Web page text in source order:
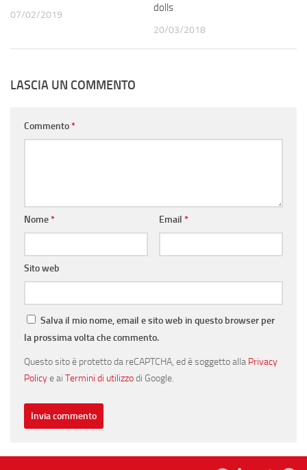
07/02/2019
dolls
20/03/2018
LASCIA UN COMMENTO
Commento*
Nome* Email *
Sito web
Salva il mio nome, email e sito web in questo browser per
la prossima volta che commento.
Questo sito è protetto da reCAPTCHA, ed è soggetto alla Privacy
Policye ai Termini di utilizzodi Google.